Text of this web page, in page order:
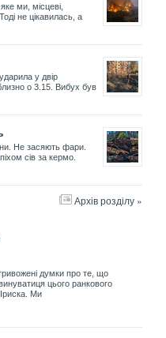
ми, місцеві,
не цікавилась, а
у двір
о 3.15. Вибух був
Не засяють фари.
сів за кермо.
Архів розділу »
думки про те, що
цього ранкового
Іриска. Ми